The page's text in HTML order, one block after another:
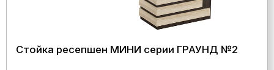
Стойка ресепшен МИНИ серии ГРАУНД №2